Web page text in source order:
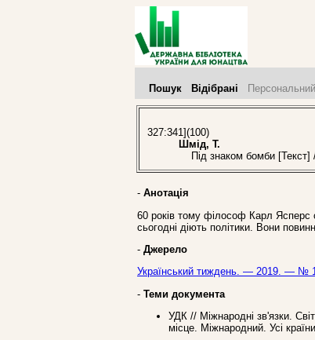
Пошук Відібрані
327:341](100)
Шмід, Т.
Під знаком бомби
- Анотація
60 років тому філософ Карл Ясперс
сьогодні діють політики. Вони
- Джерело
Український тиждень. — 2019. — №
- Теми документа
УДК // Міжнародні зв'язки.
місце. Міжнародний. Усі